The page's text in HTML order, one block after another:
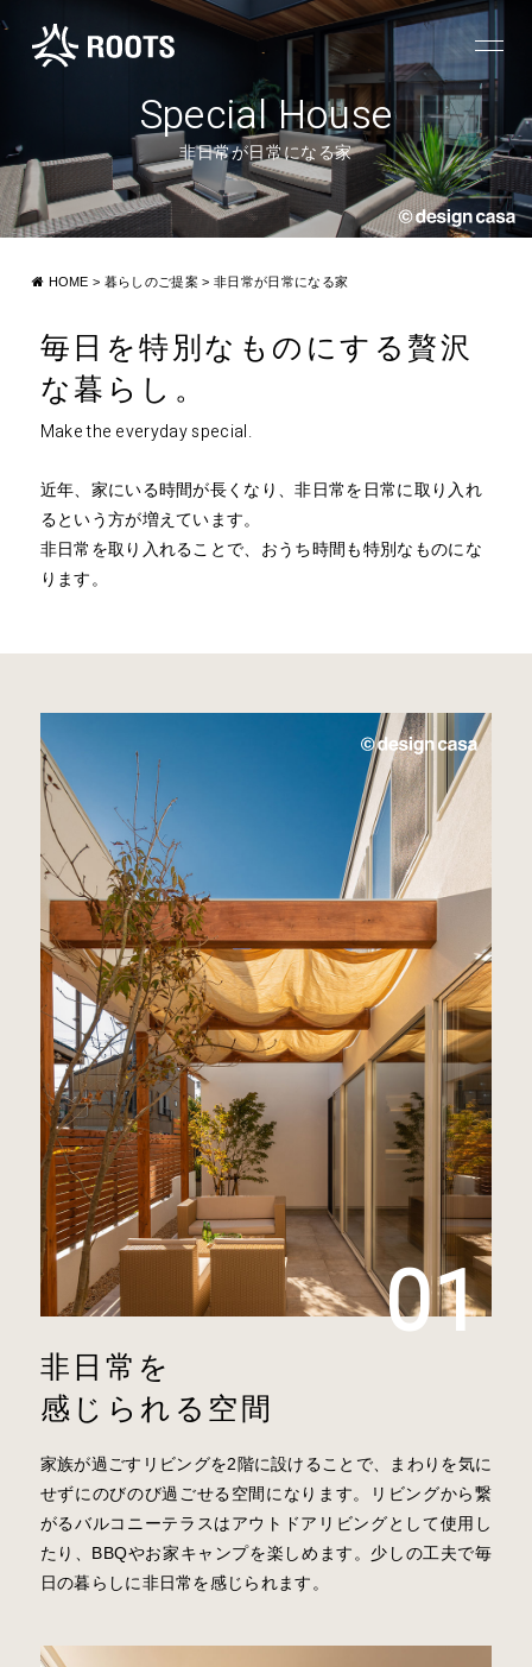
Special House
非日常が日常になる家
HOME > 暮らしのご提案 > 非日常が日常になる家
毎日を特別なものにする 贅沢
な暮らし。
Make the everyday special.
近年、家にいる時間が長くなり、非日常を日常に取り入れ
るという方が増えています。
非日常を取り入れることで、おうち時間も特別なものにな
ります。
非日常を
感じられる空間
家族が過ごすリビングを2階に設けることで、まわりを気に
せずにのびのび過ごせる空間になります。リビングから繋
がるバルコニーテラスはアウトドアリビングとして使用し
たり、BBQやお家キャンプを楽しめます。少しの工夫で毎
日の暮らしに非日常を感じられます。